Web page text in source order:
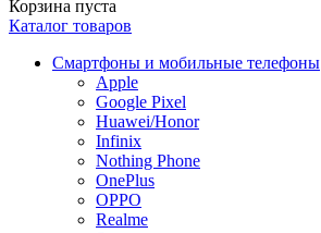
Корзина пуста
Каталог товаров
Смартфоны и мобильные телефоны
Apple
Google Pixel
Huawei/Honor
Infinix
Nothing Phone
OnePlus
OPPO
Realme